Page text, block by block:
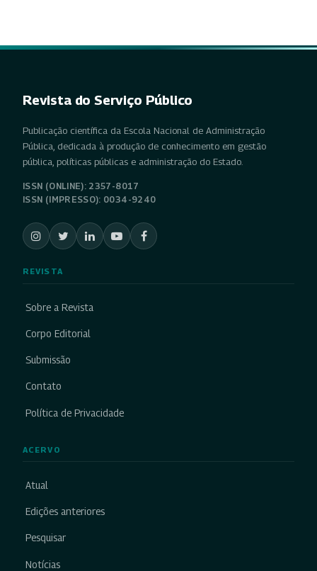
Revista do Serviço Público
Publicação científica da Escola Nacional de Administração
Pública, dedicada à produção de conhecimento em gestão
pública, políticas públicas e administração do Estado.
ISSN (ONLINE): 2357-8017
ISSN (IMPRESSO): 0034-9240
REVISTA
Sobre a Revista
Corpo Editorial
Submissão
Contato
Política de Privacidade
ACERVO
Atual
Edições anteriores
Pesquisar
Notícias